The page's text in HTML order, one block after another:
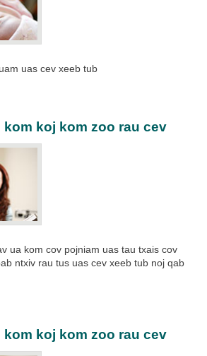
uas cev xeeb tub​
kom koj kom zoo rau cev
ua kom cov pojniam uas tau txais cov
ntxiv rau tus uas cev xeeb tub noj qab
kom koj kom zoo rau cev